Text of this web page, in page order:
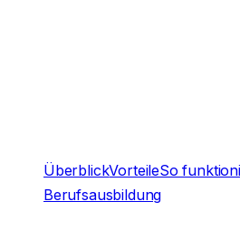
ÜberblickVorteileSo
Berufsausbildung